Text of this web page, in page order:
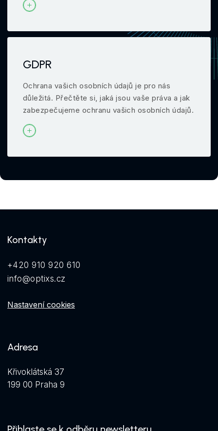
GDPR
Ochrana vašich osobních údajů je pro nás
důležitá. Přečtěte si, jaká jsou vaše práva a jak
zabezpečujeme ochranu vašich osobních údajů.
Kontakty
+420 910 920 610
info@optixs.cz
Nastavení cookies
Adresa
Křivoklátská 37
199 00 Praha 9